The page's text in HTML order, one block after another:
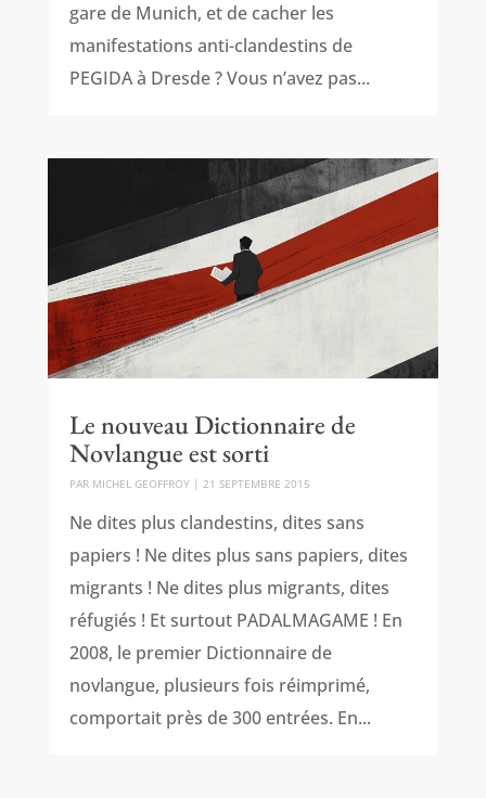
gare de Munich, et de cacher les
manifestations anti-clandestins de
PEGIDA à Dresde ? Vous n’avez pas...
Le nouveau Dictionnaire de
Novlangue est sorti
PAR MICHEL GEOFFROY| 21 SEPTEMBRE 2015
Ne dites plus clandestins, dites sans
papiers ! Ne dites plus sans papiers, dites
migrants ! Ne dites plus migrants, dites
réfugiés ! Et surtout PADALMAGAME ! En
2008, le premier Dictionnaire de
novlangue, plusieurs fois réimprimé,
comportait près de 300 entrées. En...